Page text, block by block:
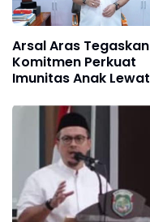
Arsal Aras Tegaskan
Komitmen Perkuat
Imunitas Anak Lewat